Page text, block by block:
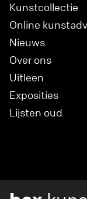
Kunstcollectie
Online
Nieuws
Over ons
Uitleen
Exposities
Lijsten oud